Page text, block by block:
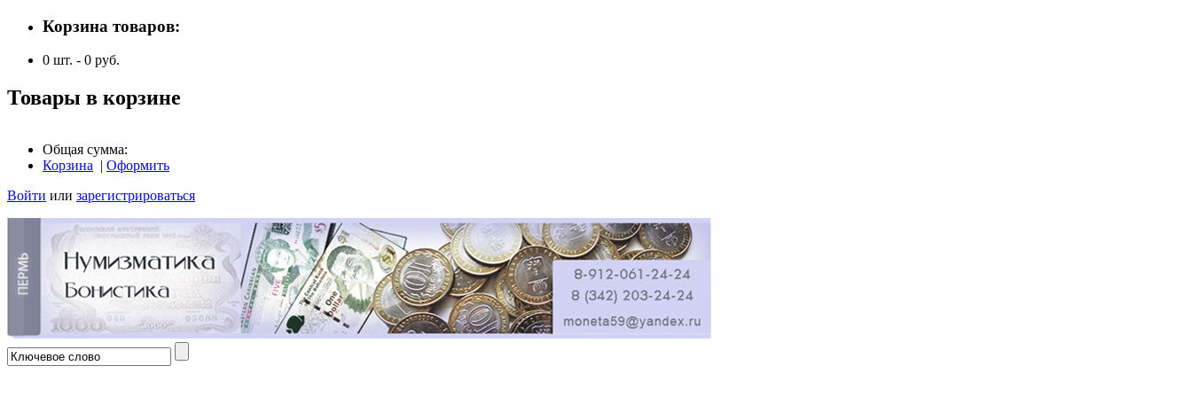
Корзина товаров:
0 шт. - 0 руб.
Товары в корзине
Общая сумма:
Корзина | Оформить
Войти или зарегистрироваться